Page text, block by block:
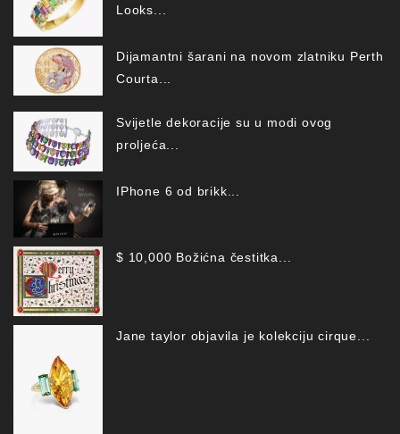
Looks...
Dijamantni šarani na novom zlatniku Perth
Courta...
Svijetle dekoracije su u modi ovog
proljeća...
IPhone 6 od brikk...
$ 10,000 Božićna čestitka...
Jane taylor objavila je kolekciju cirque...